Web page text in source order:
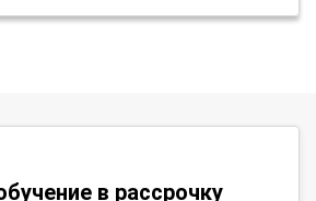
в рассрочку